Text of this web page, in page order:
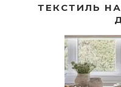
ТЕКСТИЛЬ